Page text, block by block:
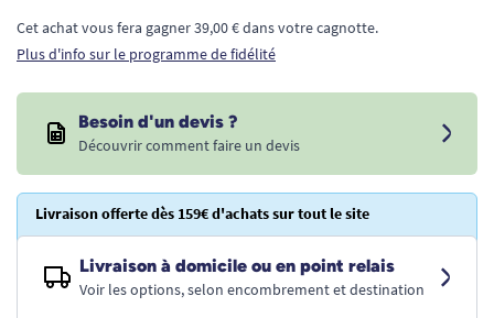
Cet achat vous fera gagner 39,00 € dans votre cagnotte.
Plus d'info sur le programme de fidélité
Besoin d'un devis ?
Découvrir comment faire un devis
Livraison offerte dès 159€ d'achats sur tout le site
Livraison à domicile ou en point relais
Voir les options, selon encombrement et destination